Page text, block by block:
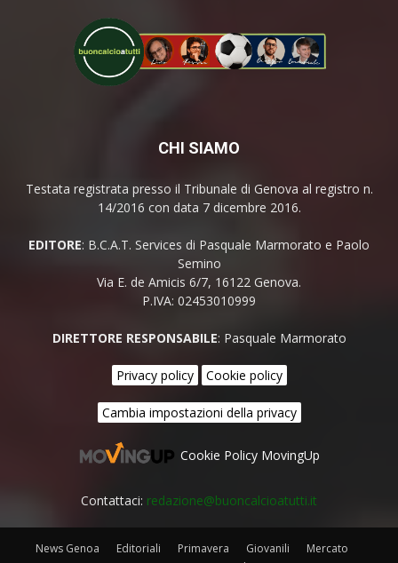
CHI SIAMO
Testata registrata presso il Tribunale di Genova al registro n.
14/2016 con data 7 dicembre 2016.
EDITORE: B.C.A.T. Services di Pasquale Marmorato e Paolo
Semino
Via E. de Amicis 6/7, 16122 Genova.
P.IVA: 02453010999
DIRETTORE RESPONSABILE: Pasquale Marmorato
Privacy policy Cookie policy
Cambia impostazioni della privacy
Cookie Policy MovingUp
Contattaci: redazione@buoncalcioatutti.it
News Genoa Editoriali Primavera Giovanili
Mercato